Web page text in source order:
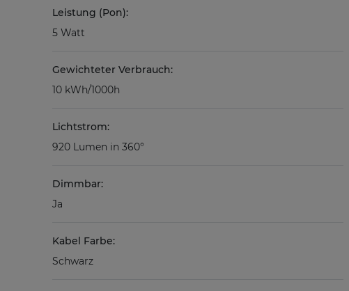
Leistung (Pon):
5 Watt
Gewichteter Verbrauch:
10 kWh/1000h
Lichtstrom:
920 Lumen in 360°
Dimmbar:
Ja
Kabel Farbe:
Schwarz